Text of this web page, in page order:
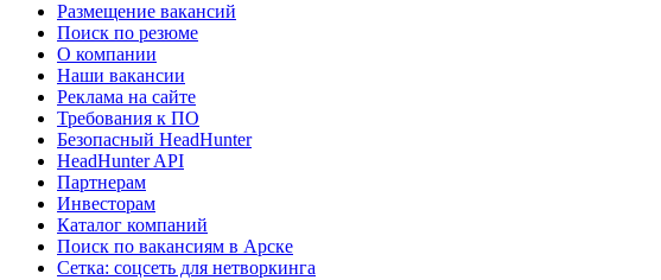
Размещение вакансий
Поиск по резюме
О компании
Наши вакансии
Реклама на сайте
Требования к ПО
Безопасный HeadHunter
HeadHunter API
Партнерам
Инвесторам
Каталог компаний
Поиск по вакансиям в Арске
Сетка: соцсеть для нетворкинга